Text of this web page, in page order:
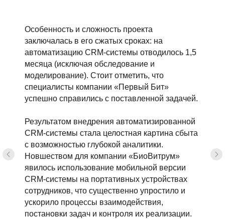
Особенность и сложность проекта
заключалась в его сжатых сроках: на
автоматизацию CRM-системы отводилось 1,5
месяца (исключая обследование и
моделирование). Стоит отметить, что
специалисты компании «Первый Бит»
успешно справились с поставленной задачей.
Результатом внедрения автоматизированной
CRM-системы стала целостная картина сбыта
с возможностью глубокой аналитики.
Новшеством для компании «БиоВитрум»
явилось использование мобильной версии
CRM-системы на портативных устройствах
сотрудников, что существенно упростило и
ускорило процессы взаимодействия,
постановки задач и контроля их реализации.